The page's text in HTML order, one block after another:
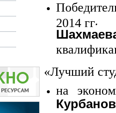
2014 гг.
«Лучший
на